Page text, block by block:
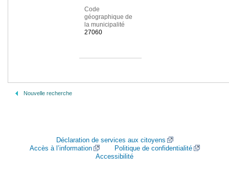
Code
géographique de
la municipalité
27060
Nouvelle recherche
Déclaration de services aux citoyens
Accès à l’information
Politique de confidentialité
Accessibilité